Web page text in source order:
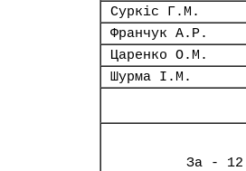
Суркіс Г.М.
Франчук А.Р.
Царенко О.М.
Шурма І.М.
За - 12